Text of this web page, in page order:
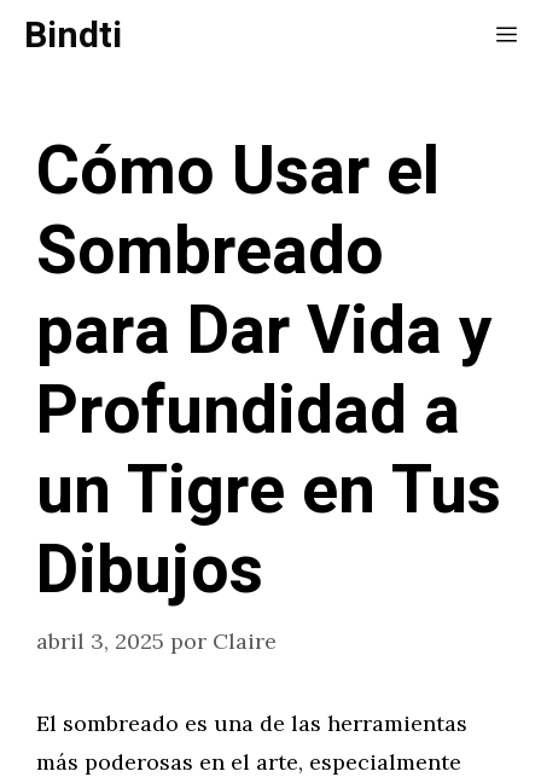
SaltarBindti
Cómo Usar el
Sombreado
para Dar Vida y
Profundidad a
un Tigre en Tus
Dibujos
abril 3, 2025 por Claire
El sombreado es una de las herramientas
más poderosas en el arte, especialmente